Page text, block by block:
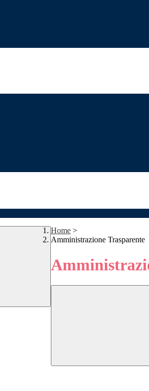
Home >
Amministrazione Trasparente